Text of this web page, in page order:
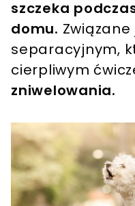
szczeka
domu.
separacyjnym,
cierpliwym
zniwelowania.